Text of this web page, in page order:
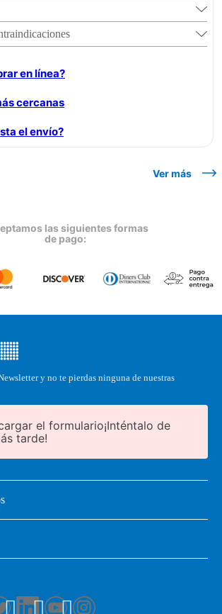
en línea?
cercanas
el envío?
Ver más
las siguientes formas
de pago:
y no te pierdas ninguna de nuestras
el formulario¡Inténtalo de
tarde!